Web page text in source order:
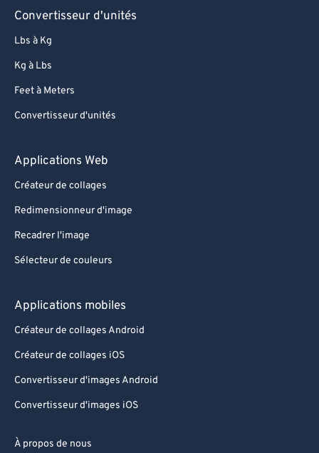
Convertisseur d'unités
Lbs à Kg
Kg à Lbs
Feet à Meters
Convertisseur d'unités
Applications Web
Créateur de collages
Redimensionneur d'image
Recadrer l'image
Sélecteur de couleurs
Applications mobiles
Créateur de collages Android
Créateur de collages iOS
Convertisseur d'images Android
Convertisseur d'images iOS
À propos de nous